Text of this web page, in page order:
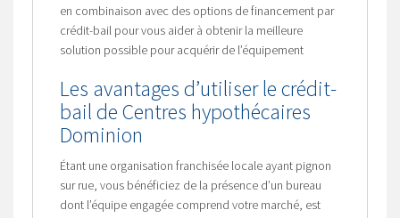
en combinaison avec des options de financement par
crédit-bail pour vous aider à obtenir la meilleure
solution possible pour acquérir de l’équipement
Les avantages d’utiliser le crédit-
bail de Centres hypothécaires
Dominion
Étant une organisation franchisée locale ayant pignon
sur rue, vous bénéficiez de la présence d’un bureau
dont l’équipe engagée comprend votre marché, est